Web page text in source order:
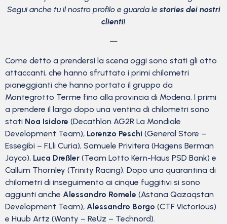
Segui anche tu il nostro profilo e guarda le stories dei nostri
clienti!
—
Come detto a prendersi la scena oggi sono stati gli otto
attaccanti, che hanno sfruttato i primi chilometri
pianeggianti che hanno portato il gruppo da
Montegrotto Terme fino alla provincia di Modena. I primi
a prendere il largo dopo una ventina di chilometri sono
stati Noa Isidore (Decathlon AG2R La Mondiale
Development Team), Lorenzo Peschi (General Store –
Essegibi – F.Lli Curia), Samuele Privitera (Hagens Berman
Jayco), Luca Dreßler (Team Lotto Kern-Haus PSD Bank) e
Callum Thornley (Trinity Racing). Dopo una quarantina di
chilometri di inseguimento ai cinque fuggitivi si sono
aggiunti anche Alessandro Romele (Astana Qazaqstan
Development Team), Alessandro Borgo (CTF Victorious)
e Huub Artz (Wanty – ReUz – Technord).